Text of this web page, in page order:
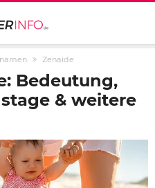
Zenaide
Bedeutung,
& weitere